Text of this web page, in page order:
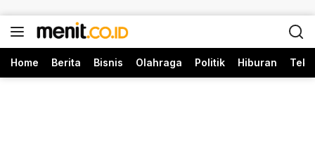
Home Berita Bisnis Olahraga Politik Hiburan